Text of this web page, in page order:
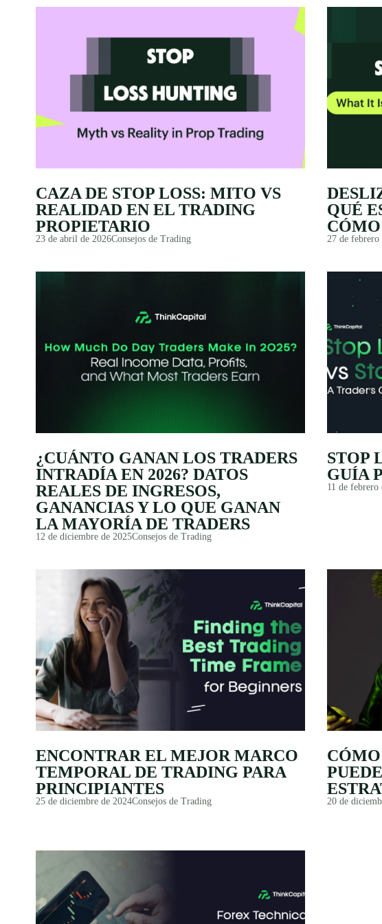
CAZA DE STOP LOSS: MITO VS
REALIDAD EN EL TRADING
PROPIETARIO
23 de abril de 2026Consejos de Trading
QUÉ
27 de febrero
¿CUÁNTO GANAN LOS TRADERS
INTRADÍA EN 2026? DATOS
REALES DE INGRESOS,
GANANCIAS Y LO QUE GANAN
LA MAYORÍA DE TRADERS
12 de diciembre de 2025Consejos de Trading
STOP
GUÍA
11 de febrero
ENCONTRAR EL MEJOR MARCO
TEMPORAL DE TRADING PARA
PRINCIPIANTES
25 de diciembre de 2024Consejos de Trading 20 de